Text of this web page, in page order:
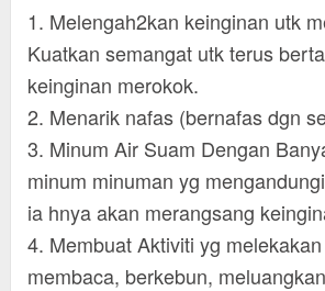
1. Melengah2kan keinginan utk
Kuatkan semangat utk terus
keinginan merokok.
2. Menarik nafas (bernafas dgn
3. Minum Air Suam Dengan
minum minuman yg
ia hnya akan merangsang
4. Membuat Aktiviti yg
membaca, berkebun,